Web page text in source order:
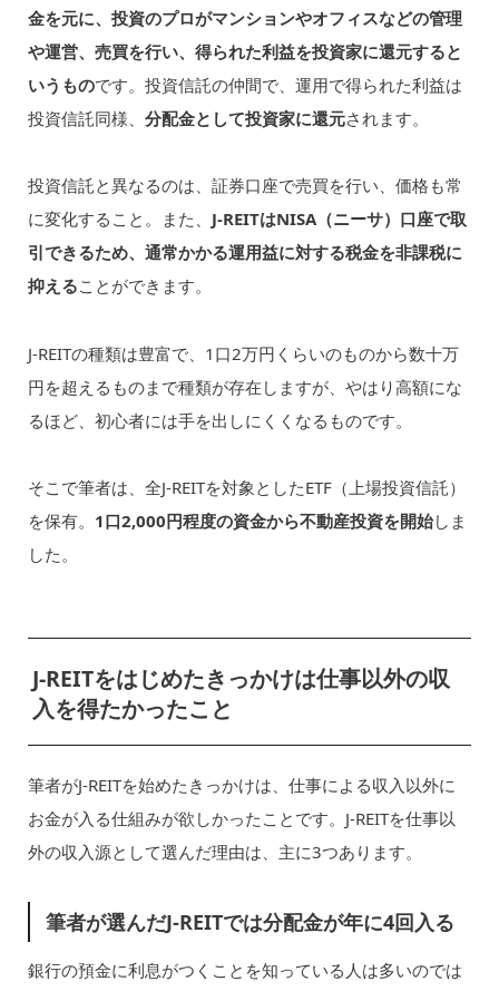
金を元に、投資のプロがマンションやオフィスなどの管理
や運営、売買を行い、得られた利益を投資家に還元すると
いうものです。投資信託の仲間で、運用で得られた利益は
投資信託同様、 分配金として投資家に還元されます。
投資信託と異なるのは、証券口座で売買を行い、価格も常
に変化すること。また、 J-REITはNISA（ニーサ）口座で取
引できるため、通常かかる運用益に対する税金を非課税に
抑えることができます。
J-REITの種類は豊富で、1口2万円くらいのものから数十万
円を超えるものまで種類が存在しますが、やはり高額にな
るほど、初心者には手を出しにくくなるものです。
そこで筆者は、全J-REITを対象としたETF（上場投資信託）
を保有。 1口2,000円程度の資金から不動産投資を開始しま
した。
J-REITをはじめたきっかけは仕事以外の収
入を得たかったこと
筆者がJ-REITを始めたきっかけは、仕事による収入以外に
お金が入る仕組みが欲しかったことです。J-REITを仕事以
外の収入源として選んだ理由は、主に3つあります。
筆者が選んだJ-REITでは分配金が年に4回入る
銀行の預金に利息がつくことを知っている人は多いのでは